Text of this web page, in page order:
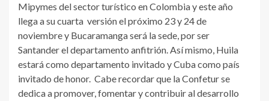
Mipymes del sector turístico en Colombia y este año
llega a su cuarta versión el próximo 23 y 24 de
noviembre y Bucaramanga será la sede, por ser
Santander el departamento anfitrión. Así mismo, Huila
estará como departamento invitado y Cuba como país
invitado de honor. Cabe recordar que la Confetur se
dedica a promover, fomentar y contribuir al desarrollo